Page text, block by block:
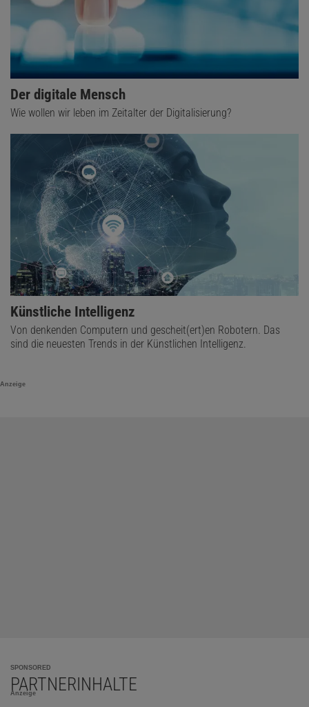
Der digitale Mensch
Wie wollen wir leben im Zeitalter der Digitalisierung?
Künstliche Intelligenz
Von denkenden Computern und gescheit(ert)en Robotern. Das
sind die neuesten Trends in der Künstlichen Intelligenz.
Anzeige
SPONSORED
PARTNERINHALTE
Anzeige